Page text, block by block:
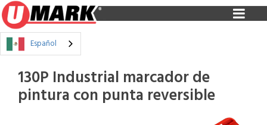
Español
130P Industrial marcador de
pintura con punta reversible